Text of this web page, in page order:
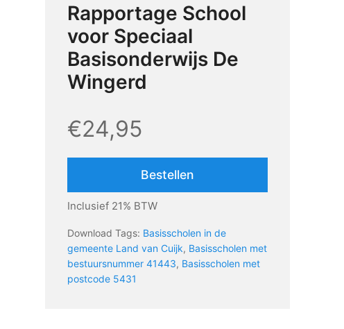
Rapportage School
voor Speciaal
Basisonderwijs De
Wingerd
€24,95
Bestellen
Inclusief 21% BTW
Download Tags: Basisscholen in de
gemeente Land van Cuijk, Basisscholen met
bestuursnummer 41443, Basisscholen met
postcode 5431